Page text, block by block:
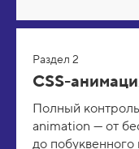
Раздел 2
CSS-
Полный
animation — от
до побуквенного